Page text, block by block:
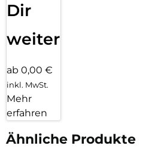
Dir
weiter
ab 0,00 €
inkl. MwSt.
Mehr
erfahren
Ähnliche Produkte